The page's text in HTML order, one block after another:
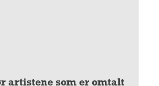
artistene som er omtalt